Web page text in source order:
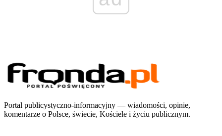
Portal publicystyczno-informacyjny — wiadomości, opinie,
komentarze o Polsce, świecie, Kościele i życiu publicznym.